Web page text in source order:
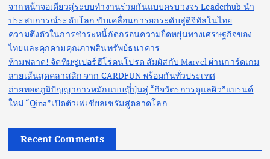
จากหน้าจอเดียวสู่ระบบทำงานร่วมกันแบบครบวงจร Leaderhub นำ
ประสบการณ์ระดับโลก ขับเคลื่อนการยกระดับสู่ดิจิทัลในไทย
ความตึงตัวในการชำระหนี้กัดกร่อนความยืดหยุ่นทางเศรษฐกิจของ
ไทยและคุกคามคุณภาพสินทรัพย์ธนาคาร
ห้ามพลาด! จัดทีมซูเปอร์ฮีโร่คนโปรด สัมผัสกับ Marvel ผ่านการ์ดเกม
ลายเส้นสุดคลาสสิก จาก CARDFUN พร้อมกันทั่วประเทศ
ถ่ายทอดภูมิปัญญาการหมักแบบญี่ปุ่นสู่ “กิจวัตรการดูแลผิว”แบรนด์
ใหม่ “Qina”เปิดตัวเฟเชียลเซรัมสู่ตลาดโลก
Recent Comments